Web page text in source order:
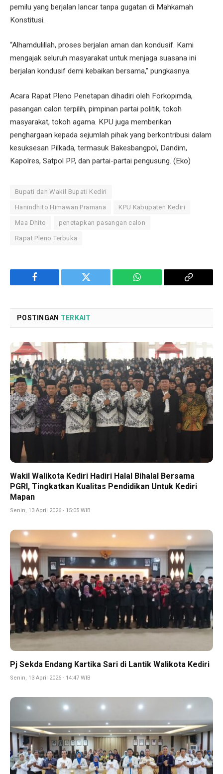
pemilu yang berjalan lancar tanpa gugatan di Mahkamah
Konstitusi.
“Alhamdulillah, proses berjalan aman dan kondusif. Kami
mengajak seluruh masyarakat untuk menjaga suasana ini
berjalan kondusif demi kebaikan bersama,” pungkasnya.
Acara Rapat Pleno Penetapan dihadiri oleh Forkopimda,
pasangan calon terpilih, pimpinan partai politik, tokoh
masyarakat, tokoh agama. KPU juga memberikan
penghargaan kepada sejumlah pihak yang berkontribusi dalam
kesuksesan Pilkada, termasuk Bakesbangpol, Dandim,
Kapolres, Satpol PP, dan partai-partai pengusung. (Eko)
Bupati dan Wakil Bupati Kediri
Hanindhito Himawan Pramana KPU Kabupaten Kediri
Maa Dhito penetapkan pasangan calon
Rapat Pleno Terbuka
Facebook Twitter WhatsApp
Copy
POSTINGAN TERKAIT
Wakil Walikota Kediri Hadiri Halal Bihalal Bersama
PGRI, Tingkatkan Kualitas Pendidikan Untuk Kediri
Mapan
Senin, 13 April 2026 - 15:05 WIB
Pj Sekda Endang Kartika Sari di Lantik Walikota Kediri
Senin, 13 April 2026 - 14:47 WIB